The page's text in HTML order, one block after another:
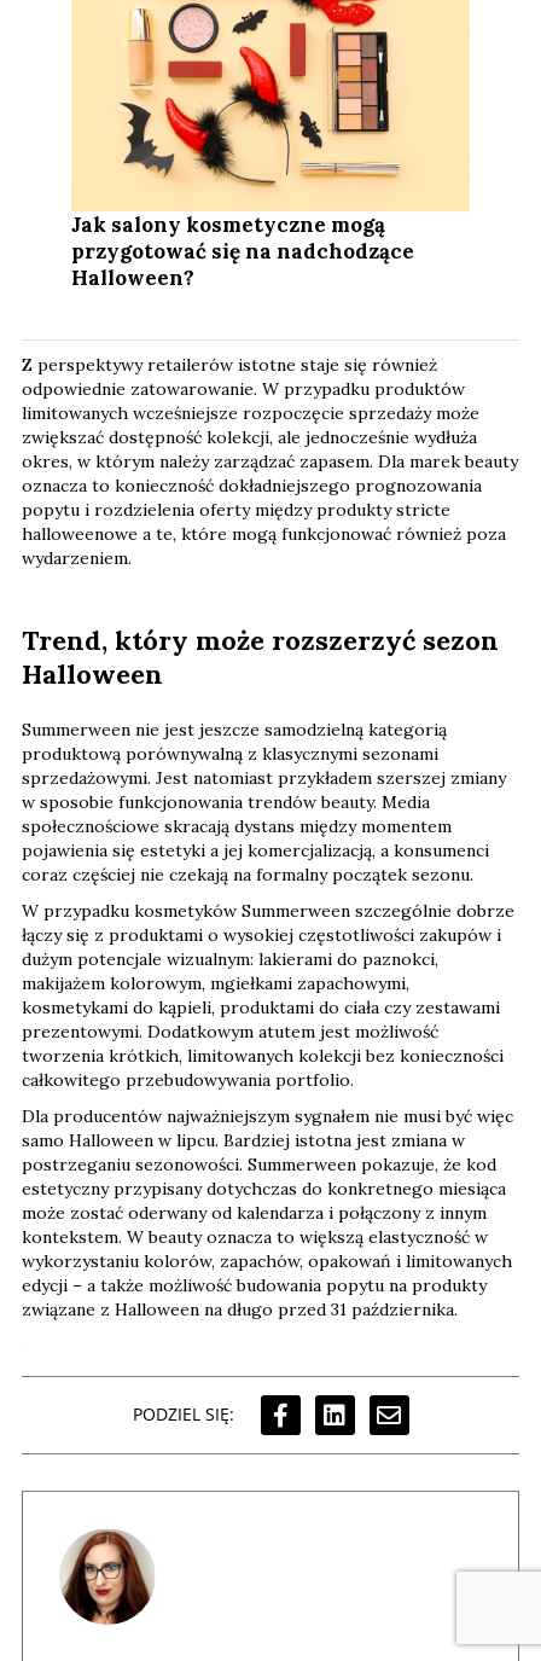
Jak salony kosmetyczne mogą
przygotować się na nadchodzące
Halloween?
Z perspektywy retailerów istotne staje się również
odpowiednie zatowarowanie. W przypadku produktów
limitowanych wcześniejsze rozpoczęcie sprzedaży może
zwiększać dostępność kolekcji, ale jednocześnie wydłuża
okres, w którym należy zarządzać zapasem. Dla marek beauty
oznacza to konieczność dokładniejszego prognozowania
popytu i rozdzielenia oferty między produkty stricte
halloweenowe a te, które mogą funkcjonować również poza
wydarzeniem.
Trend, który może rozszerzyć sezon
Halloween
Summerween nie jest jeszcze samodzielną kategorią
produktową porównywalną z klasycznymi sezonami
sprzedażowymi. Jest natomiast przykładem szerszej zmiany
w sposobie funkcjonowania trendów beauty. Media
społecznościowe skracają dystans między momentem
pojawienia się estetyki a jej komercjalizacją, a konsumenci
coraz częściej nie czekają na formalny początek sezonu.
W przypadku kosmetyków Summerween szczególnie dobrze
łączy się z produktami o wysokiej częstotliwości zakupów i
dużym potencjale wizualnym: lakierami do paznokci,
makijażem kolorowym, mgiełkami zapachowymi,
kosmetykami do kąpieli, produktami do ciała czy zestawami
prezentowymi. Dodatkowym atutem jest możliwość
tworzenia krótkich, limitowanych kolekcji bez konieczności
całkowitego przebudowywania portfolio.
Dla producentów najważniejszym sygnałem nie musi być więc
samo Halloween w lipcu. Bardziej istotna jest zmiana w
postrzeganiu sezonowości. Summerween pokazuje, że kod
estetyczny przypisany dotychczas do konkretnego miesiąca
może zostać oderwany od kalendarza i połączony z innym
kontekstem. W beauty oznacza to większą elastyczność w
wykorzystaniu kolorów, zapachów, opakowań i limitowanych
edycji – a także możliwość budowania popytu na produkty
związane z Halloween na długo przed 31 października.
PODZIEL SIĘ: